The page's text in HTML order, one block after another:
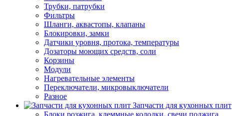
Трубки, патрубки
Фильтры
Шланги, аквастопы, клапаны
Блокировки, замки
Датчики уровня, протока, температуры
Дозаторы моющих средств, соли
Корзины
Модули
Нагревательные элементы
Переключатели, микровыключатели
Разное
Запчасти для кухонных плит
Блоки розжига, клеммные колодки, свечи поджига